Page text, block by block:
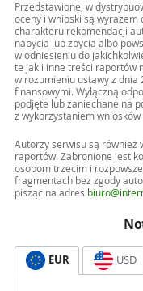
Przedstawione, w
oceny i wnioski są
charakteru rekomendacji
nabycia lub zbycia albo
w odniesieniu do
te jak i inne treści raportów
w rozumieniu ustawy z
finansowymi. Wyłączną
podjęte lub zaniechane na
z wykorzystaniem
Autorzy serwisu są również
raportów. Zabronione jest
osobom trzecim i
fragmentach bez zgody
pisząc na adres
EUR USD